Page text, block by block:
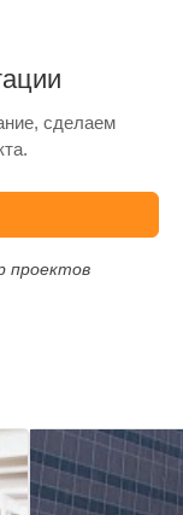
сделаем
проектов